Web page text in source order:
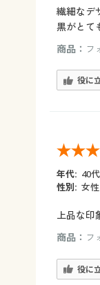
繊細なデ
黒がとて
商品： フ
役に
年代: 40代
性別: 女性
上品な印
商品： フ
役に